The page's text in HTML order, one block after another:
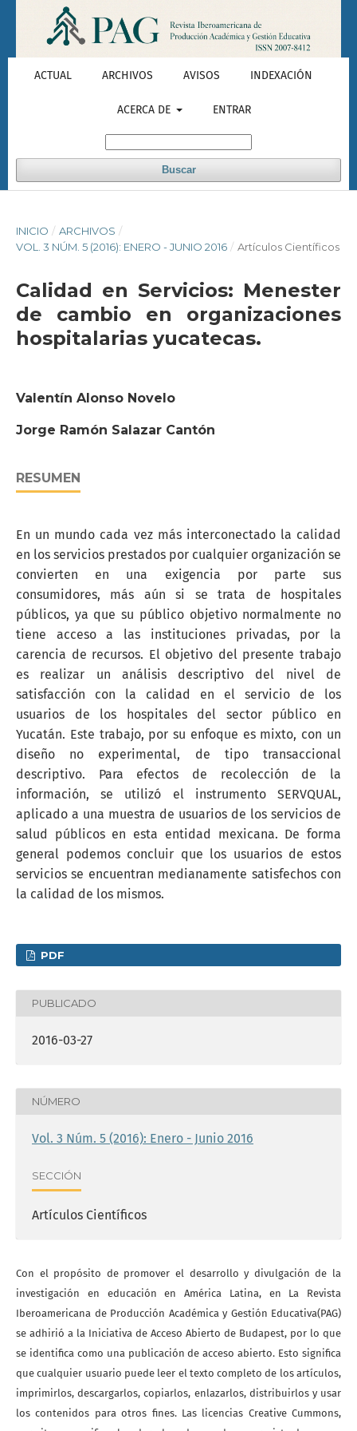
ACTUAL ARCHIVOS AVISOS INDEXACIÓN
ACERCA DE ENTRAR
Buscar
INICIO / ARCHIVOS /
VOL. 3 NÚM. 5 (2016): ENERO - JUNIO 2016 / Artículos Científicos
Calidad en Servicios: Menester
de cambio en organizaciones
hospitalarias yucatecas.
Valentín Alonso Novelo
Jorge Ramón Salazar Cantón
RESUMEN
En un mundo cada vez más interconectado la calidad
en los servicios prestados por cualquier organización se
convierten en una exigencia por parte sus
consumidores, más aún si se trata de hospitales
públicos, ya que su público objetivo normalmente no
tiene acceso a las instituciones privadas, por la
carencia de recursos. El objetivo del presente trabajo
es realizar un análisis descriptivo del nivel de
satisfacción con la calidad en el servicio de los
usuarios de los hospitales del sector público en
Yucatán. Este trabajo, por su enfoque es mixto, con un
diseño no experimental, de tipo transaccional
descriptivo. Para efectos de recolección de la
información, se utilizó el instrumento SERVQUAL,
aplicado a una muestra de usuarios de los servicios de
salud públicos en esta entidad mexicana. De forma
general podemos concluir que los usuarios de estos
servicios se encuentran medianamente satisfechos con
la calidad de los mismos.
PDF
PUBLICADO
2016-03-27
NÚMERO
Vol. 3 Núm. 5 (2016): Enero - Junio 2016
SECCIÓN
Artículos Científicos
Con el propósito de promover el desarrollo y divulgación de la
investigación en educación en América Latina, en La Revista
Iberoamericana de Producción Académica y Gestión Educativa(PAG)
se adhirió a la Iniciativa de Acceso Abierto de Budapest, por lo que
se identifica como una publicación de acceso abierto. Esto significa
que cualquier usuario puede leer el texto completo de los artículos,
imprimirlos, descargarlos, copiarlos, enlazarlos, distribuirlos y usar
los contenidos para otros fines. Las licencias Creative Cummons,